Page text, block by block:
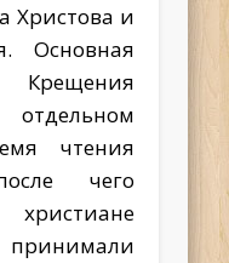
Христова и
Основная
чтения
чего